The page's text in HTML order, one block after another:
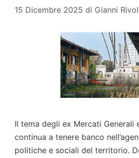
15 Dicembre 2025 di Gianni
Il tema degli ex Mercati Generali
continua a tenere banco
politiche e sociali del territorio.